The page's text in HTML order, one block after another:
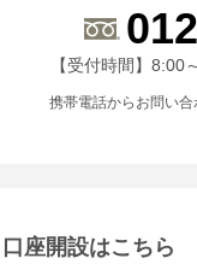
受付時間 8時か
【受付時間】8:00
携帯電話からお問い合
座開設はこちら